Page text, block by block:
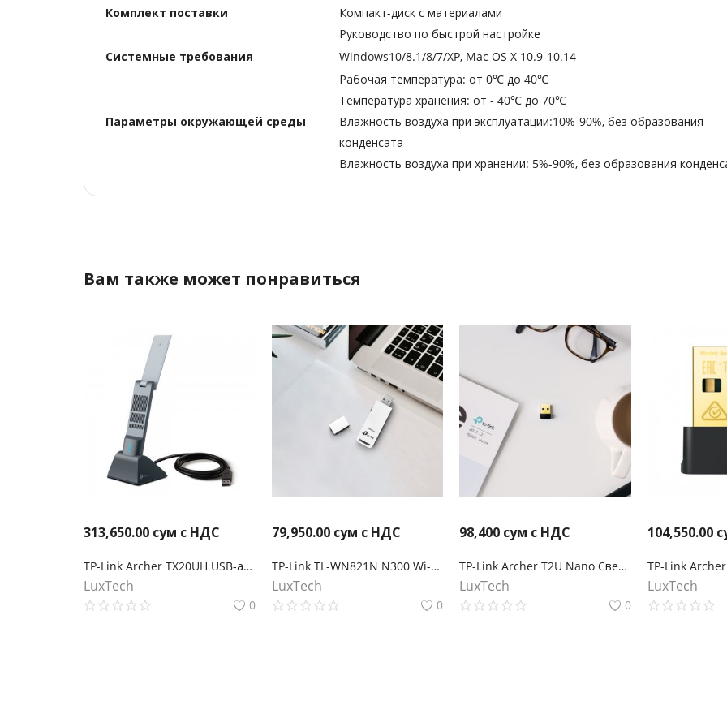
Комплект поставки
Компакт-диск с материалами
Руководство по быстрой настройке
Системные требования
Windows10/8.1/8/7/XP, Mac OS X 10.9-10.14
Параметры окружающей среды
Рабочая температура: от 0℃ до 40℃
Температура хранения: от - 40℃ до 70℃
Влажность воздуха при эксплуатации:10%-90%, без образования
конденсата
Влажность воздуха при хранении: 5%-90%, без образования
Вам также может понравиться
313,650.00 сум с НДС
TP-Link Archer TX20UH USB‑адаптер высокого усиления с поддержкой Wi‑Fi AX1800
LuxTech
0
79,950.00 сум с НДС
TP-Link TL-WN821N N300 Wi-Fi USB-адаптер
LuxTech
0
98,400 сум с НДС
TP-Link Archer T2U Nano Сверхкомпактный двухдиапазонный USB-адаптер с поддержкой Wi-Fi AC600
LuxTech
0
104,550.00
LuxTech